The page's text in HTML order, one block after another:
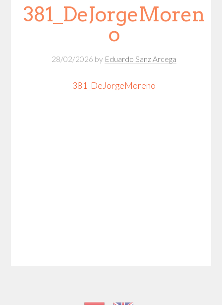
381_DeJorgeMoren
o
28/02/2026 by Eduardo Sanz Arcega
381_DeJorgeMoreno